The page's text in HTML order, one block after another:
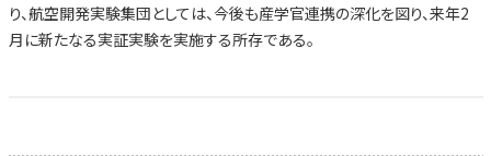
り、航空開発実験集団としては、今後も産学官連携の深化を図り、来年2
月に新たなる実証実験を実施する所存である。